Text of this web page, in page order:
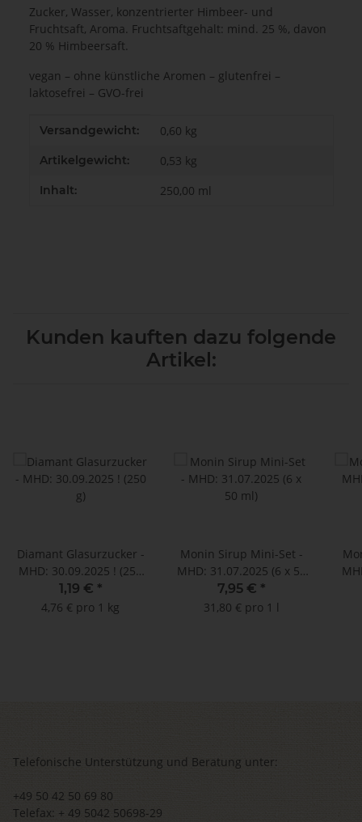
Zucker, Wasser, konzentrierter Himbeer- und
Fruchtsaft, Aroma. Fruchtsaftgehalt: mind. 25 %, davon
20 % Himbeersaft.
vegan – ohne künstliche Aromen – glutenfrei –
laktosefrei – GVO-frei
Produkteigenschaft
Wert
Versandgewicht: 0,60 kg
Artikelgewicht: 0,53 kg
Inhalt: 250,00 ml
Kunden kauften dazu folgende
Artikel:
Diamant Glasurzucker -
MHD: 30.09.2025 ! (250
g)
1,19 € *
4,76 € pro 1 kg
Monin Sirup Mini-Set -
MHD: 31.07.2025 (6 x 50
ml)
7,95 € *
31,80 € pro 1 l
Telefonische Unterstützung und Beratung unter:
+49 50 42 50 69 80
Telefax: + 49 5042 50698-29